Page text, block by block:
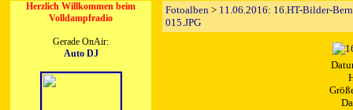
Herzlich Willkommen beim
Volldampfradio
Gerade OnAir:
Auto DJ
Fotoalben > 11.06.2016: 16.HT-Bilder-
015.JPG